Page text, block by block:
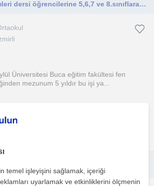
Ortaokul fen bilimleri dersi öğrencilerine 5,6,7 ve 8.sınıflara online veya yüzyüze ders
Üniversitesi Buca eğitim fakültesi fen
mezunum 5 yıldır bu işi ya...
gör
fen ve matematik dersi
temel işleyişini sağlamak, içeriği
uyarlamak ve etkinliklerini ölçmenin